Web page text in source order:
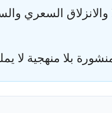
السعري
بلا منهجية لا